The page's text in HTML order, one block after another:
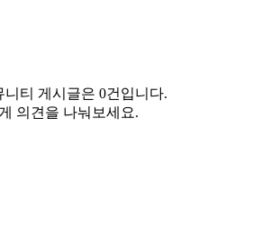
티 게시글은 0건입니다.
의견을 나눠보세요.